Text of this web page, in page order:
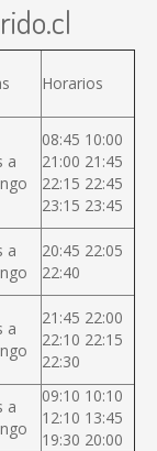
Horarios
a
08:45 10:00
21:00 21:45
22:15 22:45
23:15 23:45
a
20:45 22:05
22:40
a
21:45 22:00
22:10 22:15
22:30
a
09:10 10:10
12:10 13:45
19:30 20:00